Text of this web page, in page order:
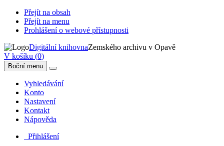
Přejít na obsah
Přejít na menu
Prohlášení o webové přístupnosti
Digitální knihovnaZemského archivu v Opavě
V košíku (0)
Boční menu
Vyhledávání
Konto
Nastavení
Kontakt
Nápověda
Přihlášení